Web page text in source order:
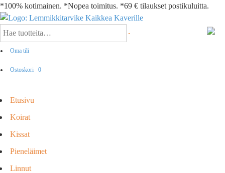
*100% kotimainen. *Nopea toimitus. *69 € tilaukset postikuluitta.
Oma tili
Ostoskori 0
Etusivu
Koirat
Kissat
Pieneläimet
Linnut